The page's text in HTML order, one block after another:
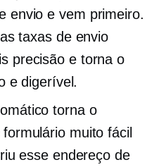
envio e vem primeiro.
taxas de envio
precisão e torna o
e digerível.
torna o
muito fácil
esse endereço de